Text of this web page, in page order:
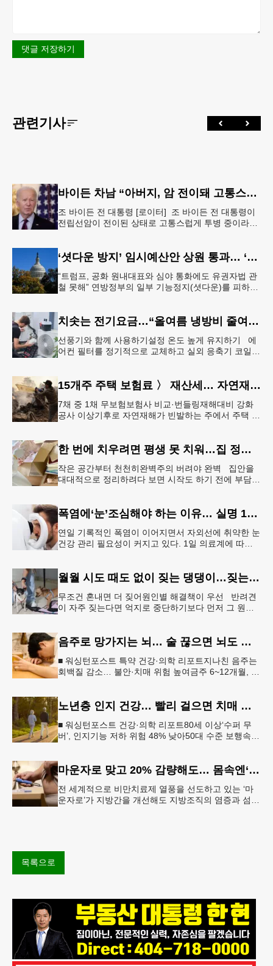
댓글 저장하기
관련기사
바이든 차남 “아버지, 암 전이돼 고통스럽게 투병 중”
조 바이든 전 대통령 [로이터] 조 바이든 전 대통령이
전립선암이 전이된 상태로 고통스럽게 투병 중이라고
‘셧다운 방지’ 임시예산안 상원 통과… ‘유권자 ID법’은 좌절
“트럼프, 공화 원내대표와 심야 통화에도 유권자법 관
철 못해” 연방정부의 일부 기능정지(셧다운)를 피하기
치솟는 전기요금…“올여름 냉방비 줄여볼까”
선풍기와 함께 사용하기설정 온도 높게 유지하기 에
어컨 필터를 정기적으로 교체하고 실외 응축기 코일
15개주 주택 보험료 〉 재산세… 자연재해 다발 지역
7채 중 1채 무보험보험사 비교·번들링재해대비 강화
공사 이상기후로 자연재해가 빈발하는 주에서 주택 보
한 번에 치우려면 평생 못 치워…집 정리 트렌드 ‘소프트 정리’
작은 공간부터 천천히완벽주의 버려야 완벽 집안을
대대적으로 정리하려다 보면 시작도 하기 전에 부담을
폭염에‘눈’조심해야 하는 이유… 실명 1위 질환 위험↑
연일 기록적인 폭염이 이어지면서 자외선에 취약한 눈
건강 관리 필요성이 커지고 있다. 1일 의료계에 따르
월월 시도 때도 없이 짖는 댕댕이…짖는 이유부터 파악해야
무조건 혼내면 더 짖어원인별 해결책이 우선 반려견
이 자주 짖는다면 억지로 중단하기보다 먼저 그 원인
음주로 망가지는 뇌… 술 끊으면 뇌도 회복된다
■ 워싱턴포스트 특약 건강·의학 리포트지나친 음주는
회백질 감소… 불안·치매 위험 높여금주 6~12개월, 기
노년층 인지 건강… 빨리 걸으면 치매 위험 낮아진다
■ 워싱턴포스트 건강·의학 리포트80세 이상‘수퍼 무
버’, 인지기능 저하 위험 48% 낮아50대 수준 보행속도
마운자로 맞고 20% 감량해도… 몸속엔‘비만 흔적’남았다
전 세계적으로 비만치료제 열풍을 선도하고 있는 ‘마
운자로’가 지방간을 개선해도 지방조직의 염증과 섬유
목록으로